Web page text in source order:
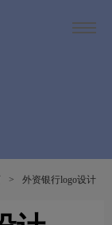
> 外资银行logo设计